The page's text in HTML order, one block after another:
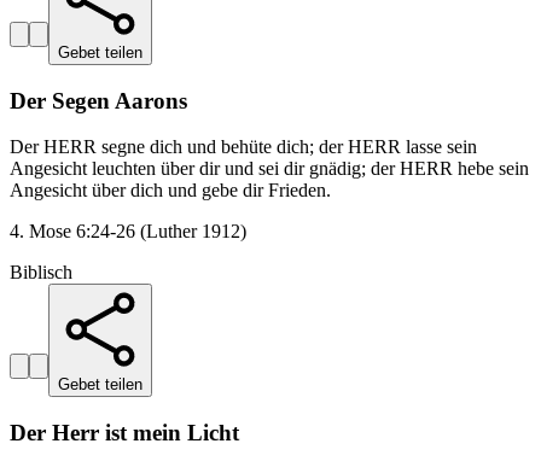
Gebet teilen
Der Segen Aarons
Der HERR segne dich und behüte dich; der HERR lasse sein
Angesicht leuchten über dir und sei dir gnädig; der HERR hebe sein
Angesicht über dich und gebe dir Frieden.
4. Mose 6:24-26 (Luther 1912)
Biblisch
Gebet teilen
Der Herr ist mein Licht